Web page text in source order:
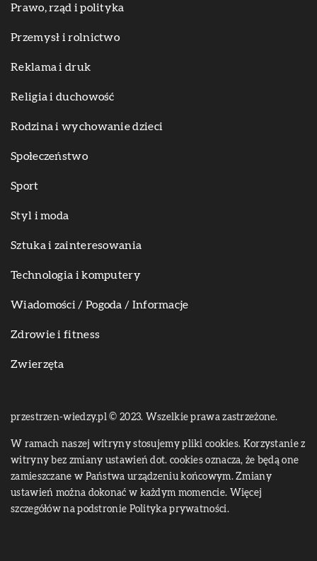
Prawo, rząd i polityka
Przemysł i rolnictwo
Reklama i druk
Religia i duchowość
Rodzina i wychowanie dzieci
Społeczeństwo
Sport
Styl i moda
Sztuka i zainteresowania
Technologia i komputery
Wiadomości / Pogoda / Informacje
Zdrowie i fitness
Zwierzęta
przestrzen-wiedzy.pl © 2023. Wszelkie prawa zastrzeżone.
W ramach naszej witryny stosujemy pliki cookies. Korzystanie z
witryny bez zmiany ustawień dot. cookies oznacza, że będą one
zamieszczane w Państwa urządzeniu końcowym. Zmiany
ustawień można dokonać w każdym momencie. Więcej
szczegółów na podstronie Polityka prywatności.